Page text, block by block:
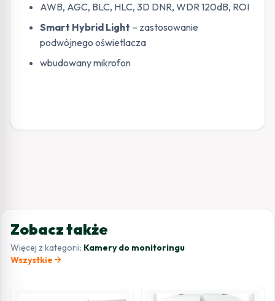
AWB, AGC, BLC, HLC, 3D DNR, WDR 120dB, ROI
Smart Hybrid Light – zastosowanie
podwójnego oświetlacza
wbudowany mikrofon
Zobacz także
Więcej z kategorii: Kamery do monitoringu
Wszystkie arrow_forward